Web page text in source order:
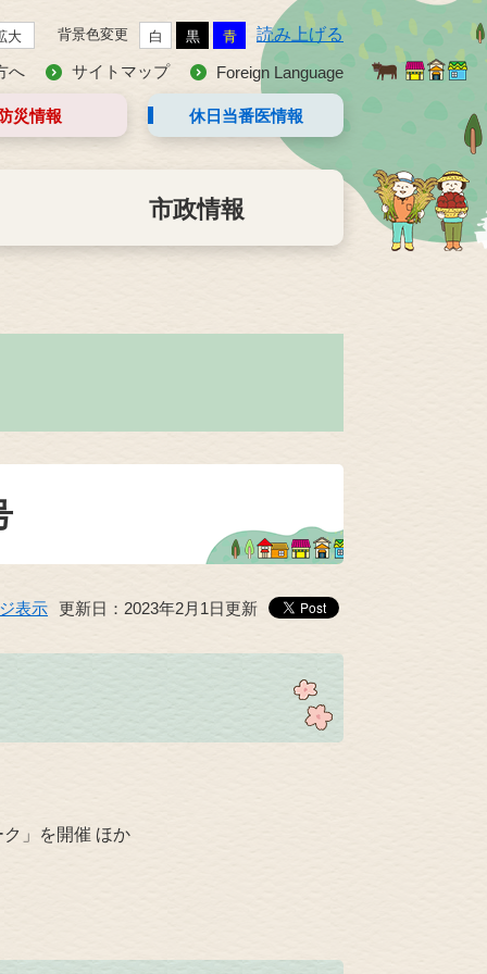
大 背景色変更 白 黒 青 読み上げる
へ サイトマップ Foreign Language
災情報 休日当番医情報
市政情報
表示 更新日：2023年2月1日更新
」を開催 ほか